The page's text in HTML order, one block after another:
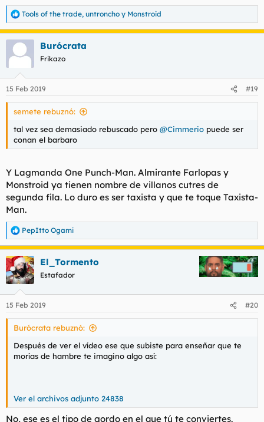
R
e
a
c
c
e
s
Tools of the trade, untroncho y Monstroid
Burócrata
Frikazo
15 Feb 2019 #19
semete rebuznó:
tal vez sea demasiado rebuscado pero @Cimmerio puede ser
conan el barbaro
Y Lagmanda One Punch-Man. Almirante Farlopas y
Monstroid ya tienen nombre de villanos cutres de
segunda fila. Lo duro es ser taxista y que te toque Taxista-
Man.
R
e
a
c
c
i
e
s
PepItto Ogami
El_Tormento
Estafador
15 Feb 2019 #20
Burócrata rebuznó:
Después de ver el vídeo ese que subiste para enseñar que te
morías de hambre te imagino algo así:
Ver el archivos adjunto 24838
No, ese es el tipo de gordo en el que tú te conviertes.